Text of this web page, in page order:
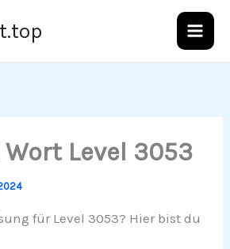
Wort Level 3053
für Level 3053? Hier bist du